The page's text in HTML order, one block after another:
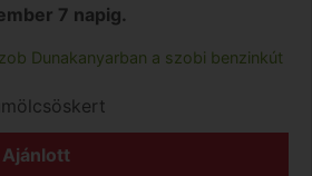
7 napig.
Dunakanyarban a szobi benzinkút